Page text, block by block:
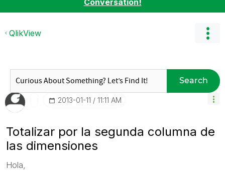
QlikView
Search
‎2013-01-11 11:11 AM
Totalizar por la segunda columna de
las dimensiones
Hola,